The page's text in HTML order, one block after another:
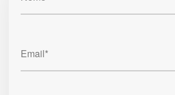
Email*